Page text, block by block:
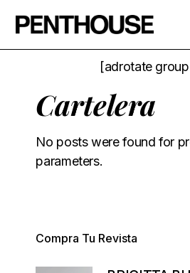
[adrotate
Cartelera
No posts were found for
parameters.
Compra Tu Revista